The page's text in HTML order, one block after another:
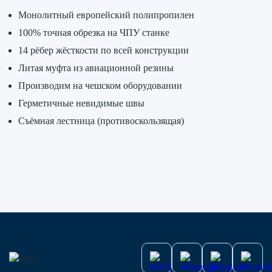
Монолитный европейский полипропилен
100% точная обрезка на ЧПУ станке
14 рёбер жёсткости по всей конструкции
Литая муфта из авиационной резины
Производим на чешском оборудовании
Герметичные невидимые швы
Съёмная лестница (противоскользящая)